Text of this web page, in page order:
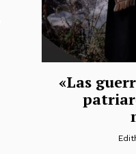
«Las